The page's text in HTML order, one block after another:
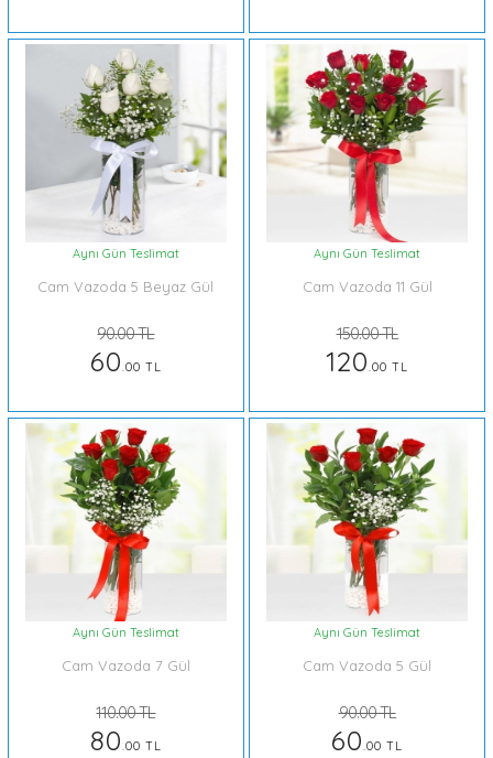
Aynı Gün Teslimat
Cam Vazoda 5 Beyaz Gül
90.00 TL
60.00 TL
Aynı Gün Teslimat
Cam Vazoda 11 Gül
150.00 TL
120.00 TL
Aynı Gün Teslimat
Cam Vazoda 7 Gül
110.00 TL
80.00 TL
Aynı Gün Teslimat
Cam Vazoda 5 Gül
90.00 TL
60.00 TL